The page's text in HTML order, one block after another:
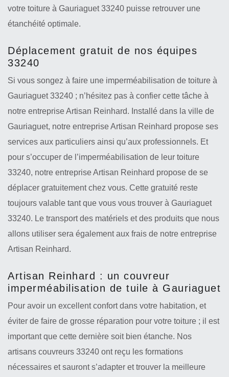
votre toiture à Gauriaguet 33240 puisse retrouver une
étanchéité optimale.
Déplacement gratuit de nos équipes
33240
Si vous songez à faire une imperméabilisation de toiture à
Gauriaguet 33240 ; n’hésitez pas à confier cette tâche à
notre entreprise Artisan Reinhard. Installé dans la ville de
Gauriaguet, notre entreprise Artisan Reinhard propose ses
services aux particuliers ainsi qu’aux professionnels. Et
pour s’occuper de l’imperméabilisation de leur toiture
33240, notre entreprise Artisan Reinhard propose de se
déplacer gratuitement chez vous. Cette gratuité reste
toujours valable tant que vous vous trouver à Gauriaguet
33240. Le transport des matériels et des produits que nous
allons utiliser sera également aux frais de notre entreprise
Artisan Reinhard.
Artisan Reinhard : un couvreur
imperméabilisation de tuile à Gauriaguet
Pour avoir un excellent confort dans votre habitation, et
éviter de faire de grosse réparation pour votre toiture ; il est
important que cette dernière soit bien étanche. Nos
artisans couvreurs 33240 ont reçu les formations
nécessaires et sauront s’adapter et trouver la meilleure